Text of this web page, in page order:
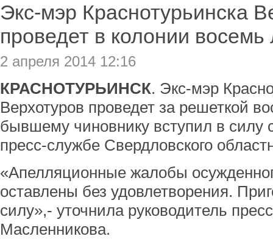
Экс-мэр Краснотурьинска
проведет в колонии восемь
2 апреля 2014 12:16
КРАСНОТУРЬИНСК. Экс-мэр
Верхотуров проведет за решеткой
бывшему чиновнику вступил в
пресс-службе Свердловского
«Апелляционные жалобы
оставлены без удовлетворения.
силу»,- уточнила руководитель
Масленникова.